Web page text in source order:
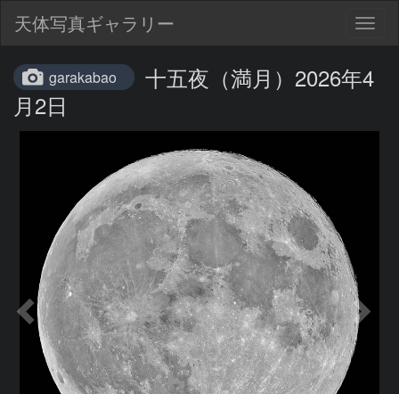
天体写真ギャラリー
garakabao
十五夜（満月）2026‎年4
月2‎日